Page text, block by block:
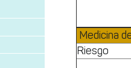
Medicina
Riesgo